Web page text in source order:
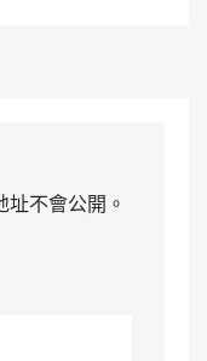
不會公開。